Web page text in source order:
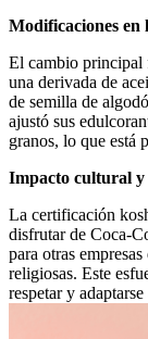
Modificaciones en
El cambio principal
una derivada de
de semilla de
ajustó sus
granos, lo que está
Impacto cultural y
La certificación
disfrutar de Coca-
para otras
religiosas. Este
respetar y